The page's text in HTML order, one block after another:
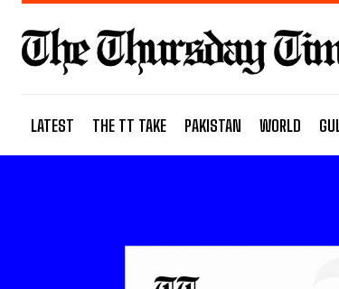
LATEST THE TT TAKE PAKISTAN WORLD